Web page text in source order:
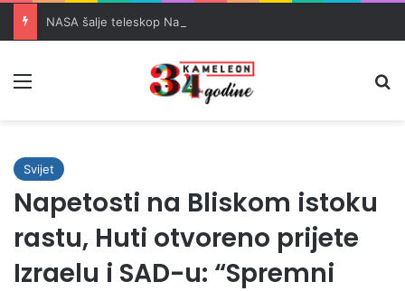
Svijet
Napetosti na Bliskom istoku
rastu, Huti otvoreno prijete
Izraelu i SAD-u: “Spremni